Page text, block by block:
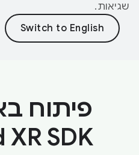
שגיאות.
פיתוח
SDK